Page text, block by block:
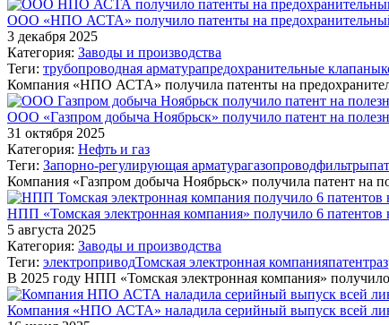
ООО «НПО АСТА» получило патенты на
3 декабря 2025
Категория: Заводы и производства
Теги: трубопроводная арматурапредохранительные клапаны
Компания «НПО АСТА» получила патенты на
ООО «Газпром добыча Ноябрьск» получило патент на
31 октября 2025
Категория: Нефть и газ
Теги: Запорно-регулирующая арматурагазопроводфильтры
Компания «Газпром добыча Ноябрьск» получила патент на
НПП «Томская электронная компания» получило 6 патентов
5 августа 2025
Категория: Заводы и производства
Теги: электроприводТомская электронная компанияпатент
В 2025 году НПП «Томская электронная компания»
Компания «НПО АСТА» наладила серийный выпуск всей